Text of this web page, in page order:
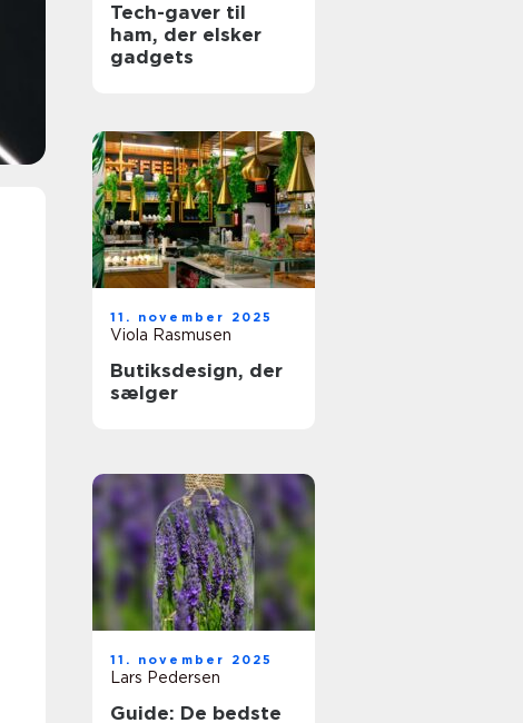
Tech-gaver til
ham, der elsker
gadgets
11. november 2025
Viola Rasmusen
Butiksdesign, der
sælger
11. november 2025
Lars Pedersen
Guide: De bedste